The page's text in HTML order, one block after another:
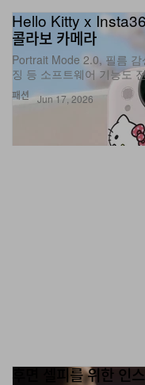
패션
콜라보 카메라
Portrait Mode 2.0, 필름 감
징 등 소프트웨어 기능도
Jun 17, 2026
더 좋은 화질로 ‘셀카’ 찍기